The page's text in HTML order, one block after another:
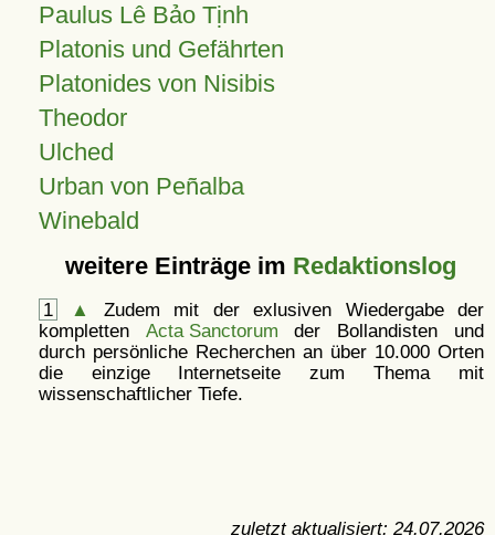
Paulus Lê Bảo Tịnh
Platonis und Gefährten
Platonides von Nisibis
Theodor
Ulched
Urban von Peñalba
Winebald
weitere Einträge im Redaktionslog
1 ▲
Zudem mit der exlusiven Wiedergabe der
kompletten Acta Sanctorum der Bollandisten und
durch persönliche Recherchen an über 10.000 Orten
die einzige Internetseite zum Thema mit
wissenschaftlicher Tiefe.
zuletzt aktualisiert: 24.07.2026